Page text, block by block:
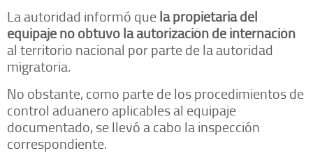
La autoridad informó quela propietaria del
equipaje no obtuvo la autorización de internación
al territorio nacional por parte de la autoridad
migratoria.
No obstante, como parte de los procedimientos de
control aduanero aplicables al equipaje
documentado, se llevó a cabo la inspección
correspondiente.